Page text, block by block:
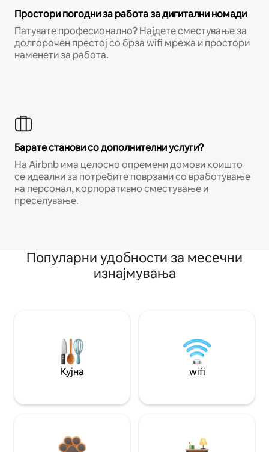
Простори погодни за работа за дигитални номади
Патувате професионално? Најдете сместување за
долгорочен престој со брза wifi мрежа и простори
наменети за работа.
Барате станови со дополнителни услуги?
На Airbnb има целосно опремени домови коишто
се идеални за потребите поврзани со вработување
на персонал, корпоративно сместување и
преселување.
Популарни удобности за месечни
изнајмувања
Кујна wifi